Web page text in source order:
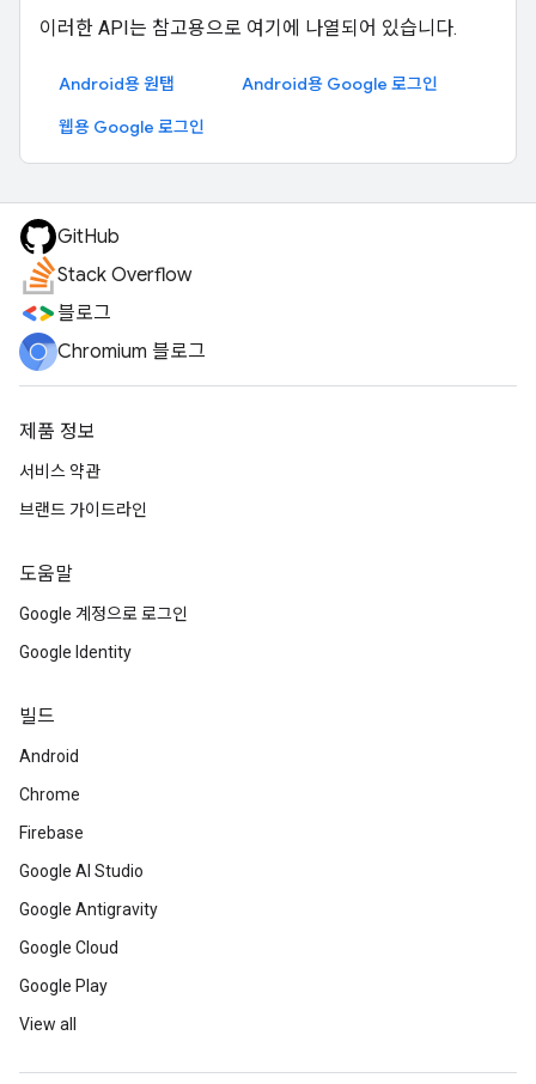
이러한 API는 참고용으로 여기에 나열되어 있습니다.
Android용 원탭
Android용 Google 로그인
웹용 Google 로그인
GitHub
Stack Overflow
블로그
Chromium 블로그
제품 정보
서비스 약관
브랜드 가이드라인
도움말
Google 계정으로 로그인
Google Identity
빌드
Android
Chrome
Firebase
Google AI Studio
Google Antigravity
Google Cloud
Google Play
View all